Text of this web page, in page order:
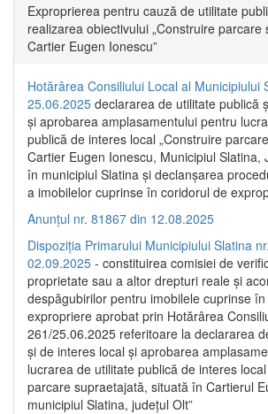
Exproprierea pentru cauză de utilitate
realizarea obiectivului „Construire parcare
Cartier Eugen Ionescu”
Hotărârea Consiliului Local al Municipiului
25.06.2025 declararea de utilitate publică
și aprobarea amplasamentului pentru
publică de interes local „Construire
Cartier Eugen Ionescu, Municipiul Slatina,
în municipiul Slatina și declanșarea
a imobilelor cuprinse în coridorul de
Anunțul nr. 81867 din 12.08.2025
Dispoziția Primarului Municipiului Slatina
02.09.2025 - constituirea comisiei de
proprietate sau a altor drepturi reale și
despăgubirilor pentru imobilele cuprinse
expropriere aprobat prin Hotărârea
261/25.06.2025 referitoare la declararea
și de interes local și aprobarea
lucrarea de utilitate publică de interes
parcare supraetajată, situată în Cartierul
municipiul Slatina, județul Olt”